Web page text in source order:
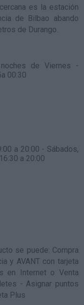
es la estación
de Bilbao abando
de Durango.
de Viernes -
00:30
a 20:00 - Sábados,
a 20:00
se puede: Compra
y AVANT con tarjeta
en Internet o Venta
- Asignar puntos
Plus